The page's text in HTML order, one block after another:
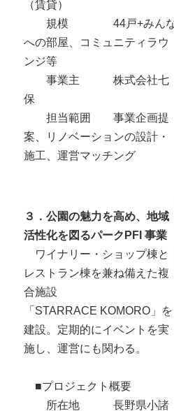
（賃貸）
規模 44戸+みん
への部屋、コミュニティラウ
ンジ等
事業主 株式会社七
保
担当範囲 事業企画提
案、リノベーションの設計・
施工、運営マッチング
３．公園の魅力を高め、地域
活性化を図るパークPFI 事業
ワイナリー・ショップ棟と
レストラン棟を兼ね備えた複
合施設
「STARRACE KOMORO」を
建設。定期的にイベントを実
施し、運営にも関わる。
■プロジェクト概要
所在地 長野県小諸